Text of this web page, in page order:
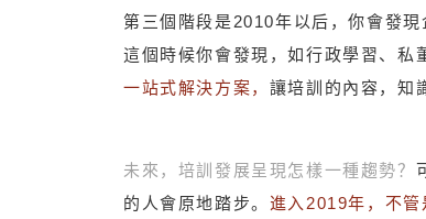
第三個階段是2010年以后，你會發
這個時候你會發現，如行政學習、私
一站式解決方案， 讓培訓的內容，知
未來，培訓發展呈現怎樣一種趨勢？
的人會原地踏步。 進入2019年，不